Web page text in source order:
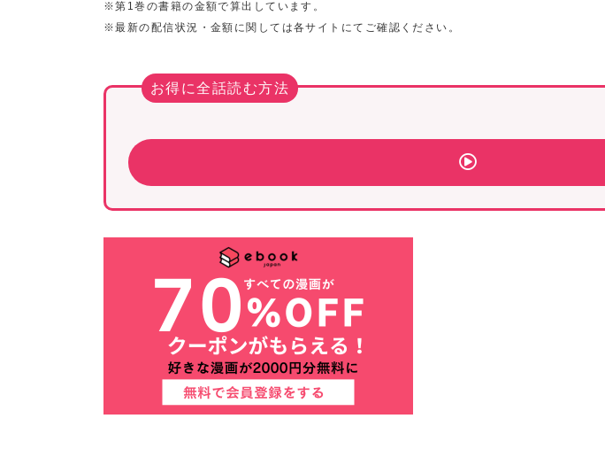
※第1巻の書籍の金額で算出しています。
※最新の配信状況・金額に関しては各サイトにてご確認ください。
お得に全話読む方法